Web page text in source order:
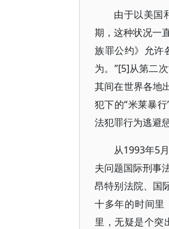
由于以美国
期，这种状况一
族罪公约》允许
为。”[5]从第二
其间在世界各地
犯下的“米莱暴
法犯罪行为逃避
从1993年5
夫问题国际刑事
昂特别法院、国
十多年的时间里
里，无疑是个突